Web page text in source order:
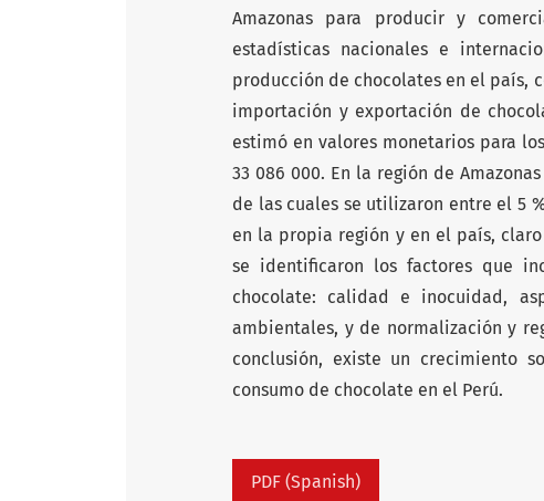
Amazonas para producir y
estadísticas nacionales e
producción de chocolates en el país,
importación y exportación de
estimó en valores monetarios para los
33 086 000. En la región de
de las cuales se utilizaron entre el 5
en la propia región y en el país,
se identificaron los factores que
chocolate: calidad e inocuidad,
ambientales, y de normalización y
conclusión, existe un crecimiento
consumo de chocolate en el Perú.
PDF (Spanish)